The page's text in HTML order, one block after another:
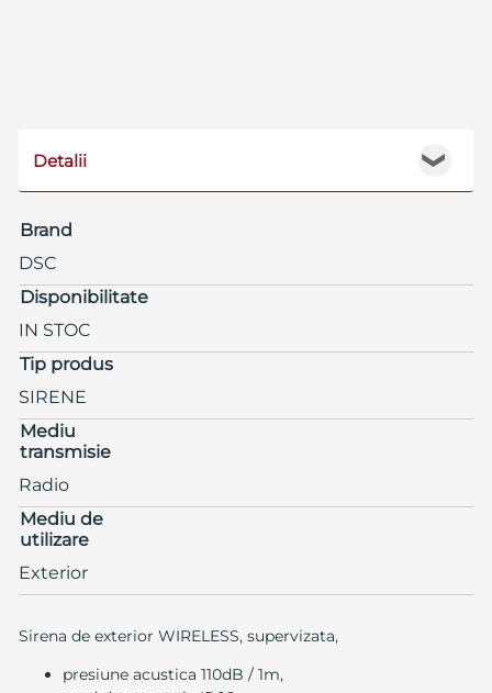
❯
Detalii
Brand
DSC
Disponibilitate
IN STOC
Tip produs
SIRENE
Mediu
transmisie
Radio
Mediu de
utilizare
Exterior
Sirena de exterior WIRELESS, supervizata,
presiune acustica 110dB / 1m,